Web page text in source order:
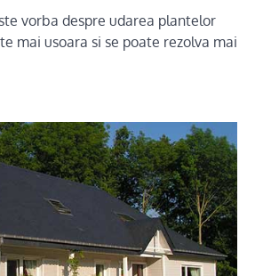
vorba despre udarea plantelor
mai usoara si se poate rezolva mai